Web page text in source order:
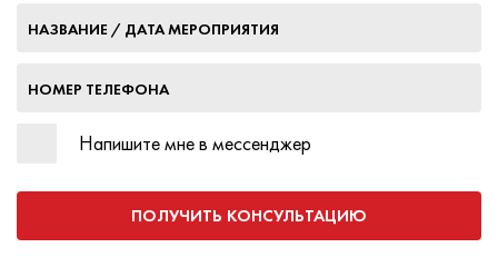
НАЗВАНИЕ / ДАТА МЕРОПРИЯТИЯ
НОМЕР ТЕЛЕФОНА
Напишите мне в мессенджер
ПОЛУЧИТЬ КОНСУЛЬТАЦИЮ